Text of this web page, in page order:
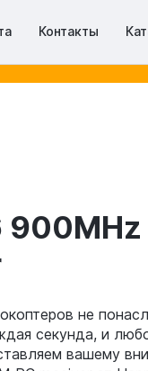
Контакты
не
секунда, и
вашему